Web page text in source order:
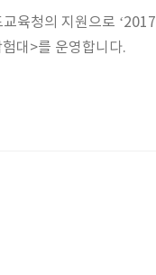
육청의 지원으로 ‘2017
대>를 운영합니다.